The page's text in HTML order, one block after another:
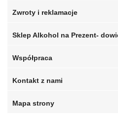
Zwroty i reklamacje
Sklep Alkohol na Prezent-
Współpraca
Kontakt z nami
Mapa strony